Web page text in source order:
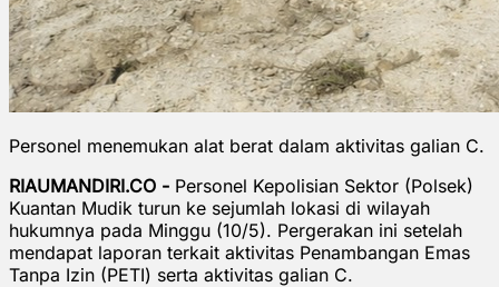
Personel menemukan alat berat dalam aktivitas galian C.
RIAUMANDIRI.CO - Personel Kepolisian Sektor (Polsek)
Kuantan Mudik turun ke sejumlah lokasi di wilayah
hukumnya pada Minggu (10/5). Pergerakan ini setelah
mendapat laporan terkait aktivitas Penambangan Emas
Tanpa Izin (PETI) serta aktivitas galian C.